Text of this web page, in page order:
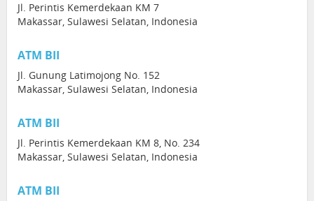
Jl. Perintis Kemerdekaan KM 7
Makassar, Sulawesi Selatan, Indonesia
ATM BII
Jl. Gunung Latimojong No. 152
Makassar, Sulawesi Selatan, Indonesia
ATM BII
Jl. Perintis Kemerdekaan KM 8, No. 234
Makassar, Sulawesi Selatan, Indonesia
ATM BII